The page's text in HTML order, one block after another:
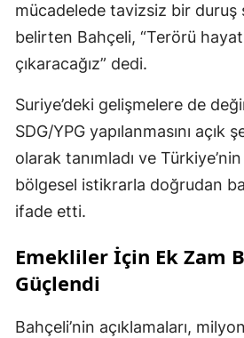
mücadelede tavizsiz bir duruş
belirten Bahçeli, “Terörü
çıkaracağız” dedi.
Suriye’deki gelişmelere de
SDG/YPG yapılanmasını
olarak tanımladı ve
bölgesel istikrarla doğrudan
ifade etti.
Emekliler İçin Ek Zam
Güçlendi
Bahçeli’nin açıklamaları,